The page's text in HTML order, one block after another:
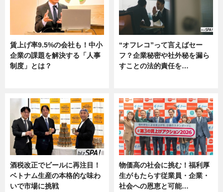
賃上げ率9.5%の会社も！中小
企業の課題を解決する「人事
制度」とは？
“オフレコ”って言えばセー
フ？企業秘密や社外秘を漏ら
すことの法的責任を…
酒税改正でビールに再注目！
ベトナム生産の本格的な味わ
いで市場に挑戦
物価高の社会に挑む！福利厚
生がもたらす従業員・企業・
社会への恩恵と可能…